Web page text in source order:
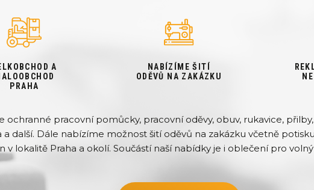
A
PRAHA
NABÍZÍME ŠITÍ
ODĚVŮ NA ZAKÁZKU
ochranné pracovní pomůcky, pracovní oděvy, obuv, rukavice, přilby,
a další. Dále nabízíme možnost šití oděvů na zakázku včetně
v lokalitě Praha a okolí. Součástí naší nabídky je i oblečení pro